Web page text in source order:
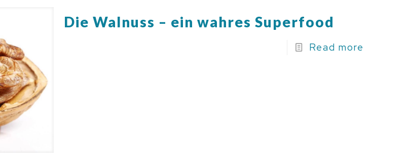
Die Walnuss – ein wahres Superfood
Read more